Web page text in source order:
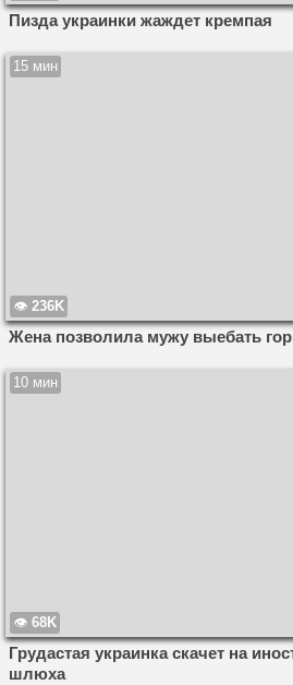
Пизда украинки жаждет кремпая
15 мин
236K
Жена позволила мужу выебать
10 мин
68K
Грудастая украинка скачет на
шлюха